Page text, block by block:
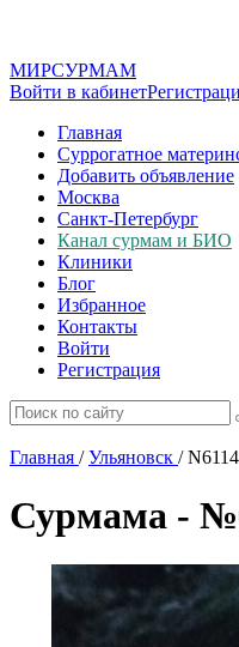
МИРСУРМАМ
Войти в кабинет
Главная
Суррогатное
Добавить объявление
Москва
Санкт-Петербург
Канал сурмам и БИО
Клиники
Блог
Избранное
Контакты
Войти
Регистрация
Главная / Ульяновск /
Сурмама -